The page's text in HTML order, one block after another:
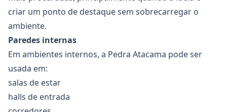
criar um ponto de destaque sem sobrecarregar o
ambiente.
Paredes internas
Em ambientes internos, a Pedra Atacama pode ser
usada em:
salas de estar
halls de entrada